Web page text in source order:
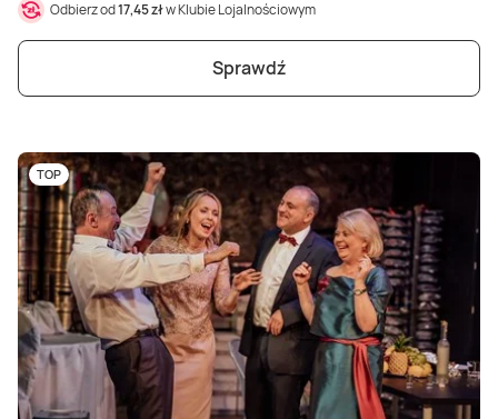
Odbierz od17,45 złw Klubie Lojalnościowym
Sprawdź
TOP